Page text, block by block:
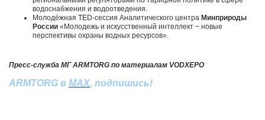
водоснабжения и водоотведения.
Молодёжная TED-сессия Аналитического центра Минприроды
России «Молодежь и искусственный интеллект − новые
перспективы охраны водных ресурсов».
Пресс-служба МГ ARMTORG по материалам VODXEPO
ARMTORG в MAX, подпишись!